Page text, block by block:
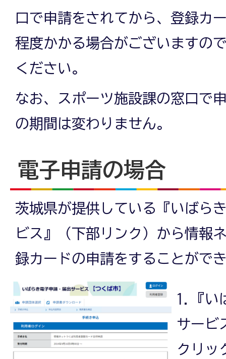
口で申請をされてから、登録カ
程度かかる場合がございますの
ください。
なお、スポーツ施設課の窓口で
の期間は変わりません。
電子申請の場合
茨城県が提供している『いばら
ビス』（下部リンク）から情報
録カードの申請をすることがで
1.『い
サービ
クリッ